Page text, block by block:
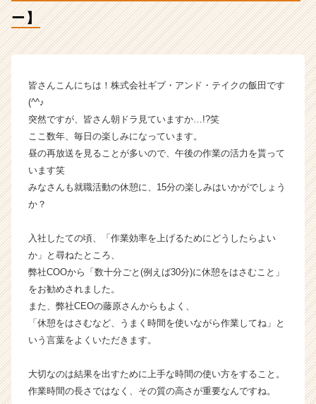
ブ・
ン
イ
ク
の
イ
ン】
ベ
チ
ャ
ー・
企
業
ー】
皆さんこんにちは！株式会社ギブ・アンド・テイクの飯田です
(^^♪
突然ですが、皆さん朝ドラ見ていますか…!?笑
ここ数年、毎日の楽しみになっています。
昼の再放送を見ることが多いので、午後の作業の活力を貰って
います笑
みなさんも就職活動の休憩に、15分の楽しみはいかがでしょう
か？
入社したての頃、「作業効率を上げるためにどうしたらよい
か」と尋ねたところ、
弊社COOから「数十分ごと(例えば30分)に休憩をはさむこと」
をお勧めされました。
また、弊社CEOの藤原さんからもよく、
「休憩をはさむなど、うまく時間を使いながら作業してね」と
いう言葉をよくいただきます。
大切なのは結果を出すために上手な時間の使い方をすること。
作業時間の長さではなく、その質の高さが重要なんですね。